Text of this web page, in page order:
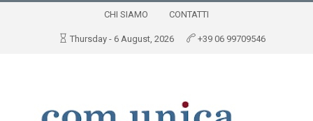
CHI SIAMO CONTATTI
Thursday - 6 August, 2026 +39 06 99709546